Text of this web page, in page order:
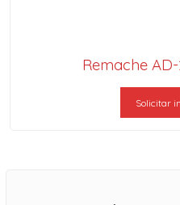
Remache
Solicitar